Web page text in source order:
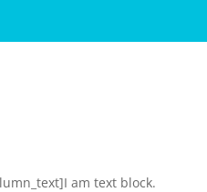
am text block.